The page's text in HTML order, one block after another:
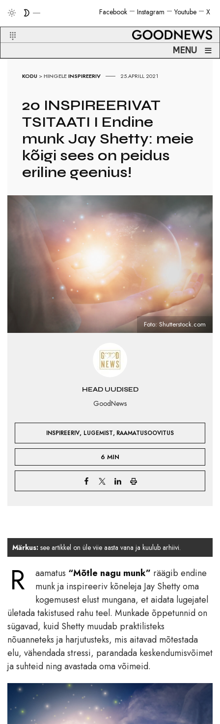
X
Youtube
Instagram
Facebook
MENU ≡
KODU >HINGELEINSPIREERIV 25.APRILL 2021
20 INSPIREERIVAT
TSITAATI I Endine
munk Jay Shetty: meie
kõigi sees on peidus
eriline geenius!
HEAD UUDISED
GoodNews
INSPIREERIV, LUGEMIST, RAAMATUSOOVITUS
6 MIN
Foto: Shutterstock.com
Märkus: see artikkel on üle viie aasta vana ja kuulub arhiivi.
R aamatus “Mõtle nagu munk” räägib endine
munk ja inspireeriv kõneleja Jay Shetty oma
kogemusest elust mungana, et aidata lugejatel
ületada takistused rahu teel. Munkade õppetunnid on
sügavad, kuid Shetty muudab praktilisteks
nõuanneteks ja harjutusteks, mis aitavad mõtestada
elu, vähendada stressi, parandada keskendumisvõimet
ja suhteid ning avastada oma võimeid.